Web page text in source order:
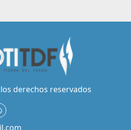
derechos reservados